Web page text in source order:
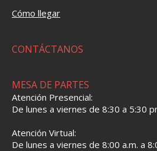
Cómo llegar
CONTÁCTANOS
MESA DE PARTES
Atención Presencial:
De lunes a viernes de 8:30 a 5:30
Atención Virtual:
De lunes a viernes de 8:00 a.m. a